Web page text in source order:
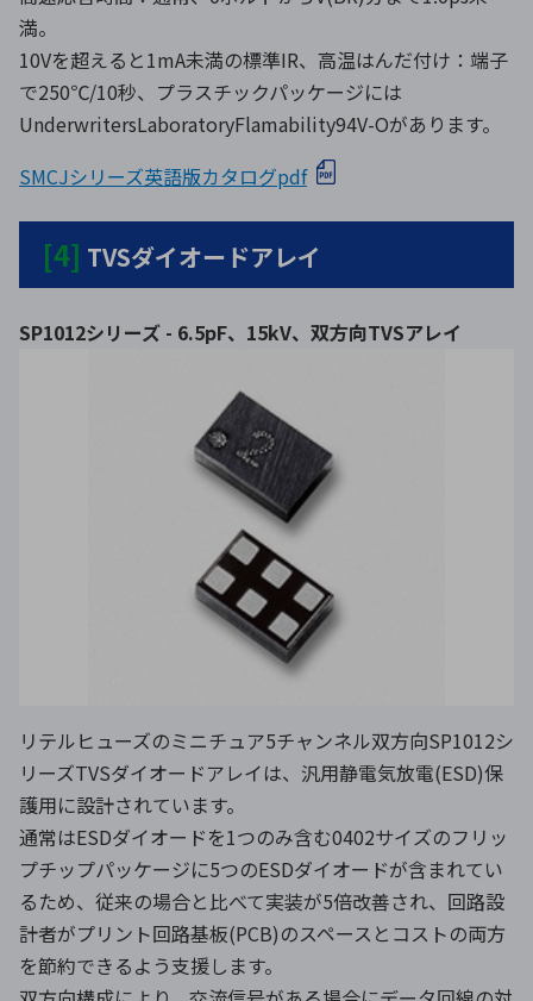
満。
10Vを超えると1mA未満の標準IR、高温はんだ付け：端子
で250℃/10秒、プラスチックパッケージには
UnderwritersLaboratoryFlamability94V-Oがあります。
SMCJシリーズ英語版カタログpdf
[4] TVSダイオードアレイ
SP1012シリーズ - 6.5pF、15kV、双方向TVSアレイ
リテルヒューズのミニチュア5チャンネル双方向SP1012シ
リーズTVSダイオードアレイは、汎用静電気放電(ESD)保
護用に設計されています。
通常はESDダイオードを1つのみ含む0402サイズのフリッ
プチップパッケージに5つのESDダイオードが含まれてい
るため、従来の場合と比べて実装が5倍改善され、回路設
計者がプリント回路基板(PCB)のスペースとコストの両方
を節約できるよう支援します。